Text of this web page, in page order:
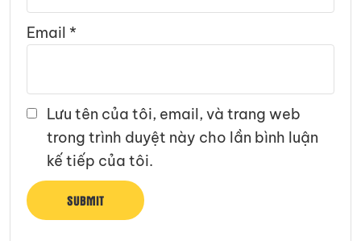
Email *
Lưu tên của tôi, email, và trang web
trong trình duyệt này cho lần bình luận
kế tiếp của tôi.